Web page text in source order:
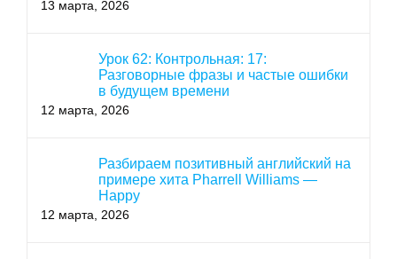
13 марта, 2026
Урок 62: Контрольная: 17:
Разговорные фразы и частые ошибки
в будущем времени
12 марта, 2026
Разбираем позитивный английский на
примере хита Pharrell Williams —
Happy
12 марта, 2026